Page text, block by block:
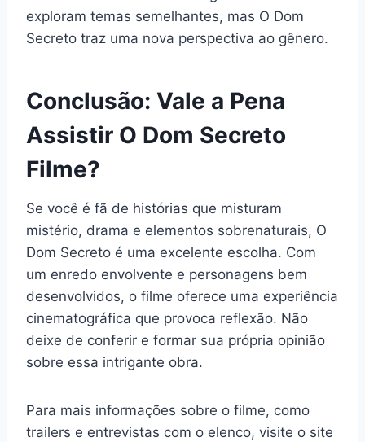
exploram temas semelhantes, mas O Dom
Secreto traz uma nova perspectiva ao gênero.
Conclusão: Vale a Pena
Assistir O Dom Secreto
Filme?
Se você é fã de histórias que misturam
mistério, drama e elementos sobrenaturais, O
Dom Secreto é uma excelente escolha. Com
um enredo envolvente e personagens bem
desenvolvidos, o filme oferece uma experiência
cinematográfica que provoca reflexão. Não
deixe de conferir e formar sua própria opinião
sobre essa intrigante obra.
Para mais informações sobre o filme, como
trailers e entrevistas com o elenco, visite o site